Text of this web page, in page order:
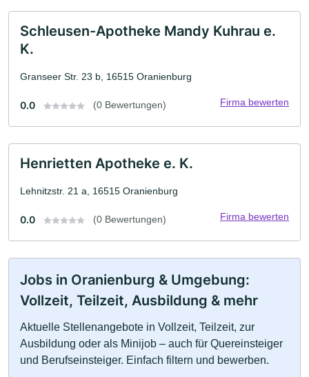
Schleusen-Apotheke Mandy Kuhrau e.
K.
Granseer Str. 23 b, 16515 Oranienburg
0.0 (0 Bewertungen) Firma bewerten
Henrietten Apotheke e. K.
Lehnitzstr. 21 a, 16515 Oranienburg
0.0 (0 Bewertungen) Firma bewerten
Jobs in Oranienburg & Umgebung:
Vollzeit, Teilzeit, Ausbildung & mehr
Aktuelle Stellenangebote in Vollzeit, Teilzeit, zur
Ausbildung oder als Minijob – auch für Quereinsteiger
und Berufseinsteiger. Einfach filtern und bewerben.